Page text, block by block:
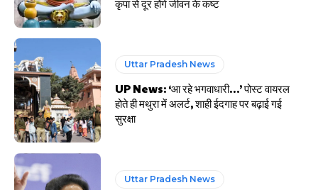
कृपा से दूर होंगे जीवन के कष्ट
Uttar Pradesh News
UP News: ‘आ रहे भगवाधारी…’ पोस्ट वायरल
होते ही मथुरा में अलर्ट, शाही ईदगाह पर बढ़ाई गई
सुरक्षा
Uttar Pradesh News